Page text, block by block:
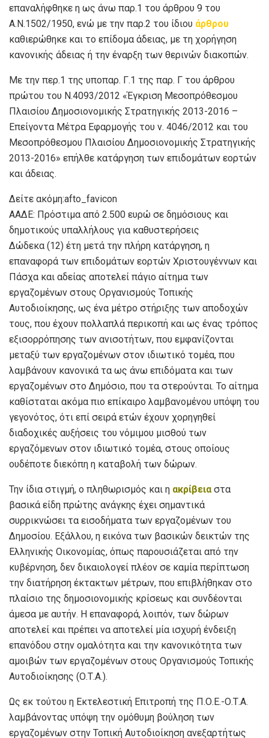
επαναλήφθηκε η ως άνω παρ.1 του άρθρου 9 του
Α.Ν.1502/1950, ενώ με την παρ.2 του ίδιου άρθρου
καθιερώθηκε και το επίδομα άδειας, με τη χορήγηση
κανονικής άδειας ή την έναρξη των θερινών διακοπών.
Με την περ.1 της υποπαρ. Γ.1 της παρ. Γ του άρθρου
πρώτου του Ν.4093/2012 «Έγκριση Μεσοπρόθεσμου
Πλαισίου Δημοσιονομικής Στρατηγικής 2013-2016 –
Επείγοντα Μέτρα Εφαρμογής του ν. 4046/2012 και του
Μεσοπρόθεσμου Πλαισίου Δημοσιονομικής Στρατηγικής
2013-2016» επήλθε κατάργηση των επιδομάτων εορτών
και άδειας.
Δείτε ακόμη:afto_favicon
ΑΑΔΕ: Πρόστιμα από 2.500 ευρώ σε δημόσιους και
δημοτικούς υπαλλήλους για καθυστερήσεις
Δώδεκα (12) έτη μετά την πλήρη κατάργηση, η
επαναφορά των επιδομάτων εορτών Χριστουγέννων και
Πάσχα και αδείας αποτελεί πάγιο αίτημα των
εργαζομένων στους Οργανισμούς Τοπικής
Αυτοδιοίκησης, ως ένα μέτρο στήριξης των αποδοχών
τους, που έχουν πολλαπλά περικοπή και ως ένας τρόπος
εξισορρόπησης των ανισοτήτων, που εμφανίζονται
μεταξύ των εργαζομένων στον ιδιωτικό τομέα, που
λαμβάνουν κανονικά τα ως άνω επιδόματα και των
εργαζομένων στο Δημόσιο, που τα στερούνται. Το αίτημα
καθίσταται ακόμα πιο επίκαιρο λαμβανομένου υπόψη του
γεγονότος, ότι επί σειρά ετών έχουν χορηγηθεί
διαδοχικές αυξήσεις του νόμιμου μισθού των
εργαζόμενων στον ιδιωτικό τομέα, στους οποίους
ουδέποτε διεκόπη η καταβολή των δώρων.
Την ίδια στιγμή, ο πληθωρισμός και η ακρίβεια στα
βασικά είδη πρώτης ανάγκης έχει σημαντικά
συρρικνώσει τα εισοδήματα των εργαζομένων του
Δημοσίου. Εξάλλου, η εικόνα των βασικών δεικτών της
Ελληνικής Οικονομίας, όπως παρουσιάζεται από την
κυβέρνηση, δεν δικαιολογεί πλέον σε καμία περίπτωση
την διατήρηση έκτακτων μέτρων, που επιβλήθηκαν στο
πλαίσιο της δημοσιονομικής κρίσεως και συνδέονται
άμεσα με αυτήν. Η επαναφορά, λοιπόν, των δώρων
αποτελεί και πρέπει να αποτελεί μία ισχυρή ένδειξη
επανόδου στην ομαλότητα και την κανονικότητα των
αμοιβών των εργαζομένων στους Οργανισμούς Τοπικής
Αυτοδιοίκησης (Ο.Τ.Α.).
Ως εκ τούτου η Εκτελεστική Επιτροπή της Π.Ο.Ε.-Ο.Τ.Α.
λαμβάνοντας υπόψη την ομόθυμη βούληση των
εργαζομένων στην Τοπική Αυτοδιοίκηση ανεξαρτήτως